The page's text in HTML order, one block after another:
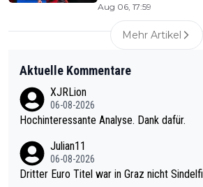
Aug 06, 17:59
Mehr Artikel
Aktuelle Kommentare
XJRLion
06-08-2026
Hochinteressante Analyse. Dank dafür.
Julian11
06-08-2026
Dritter Euro Titel war in Graz nicht